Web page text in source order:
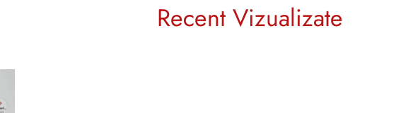
Recent Vizualizate